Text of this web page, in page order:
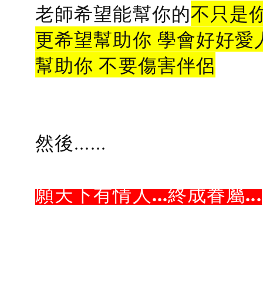
老師希望能幫你的不只是
更希望幫助你 學會好好愛
幫助你 不要傷害伴侶
然後......
願天下有情人...終成眷屬...